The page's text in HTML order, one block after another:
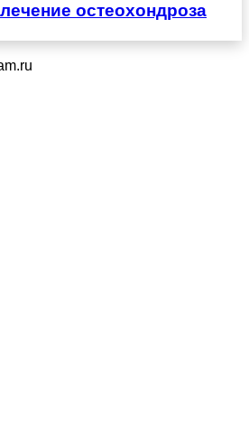
остеохондроза